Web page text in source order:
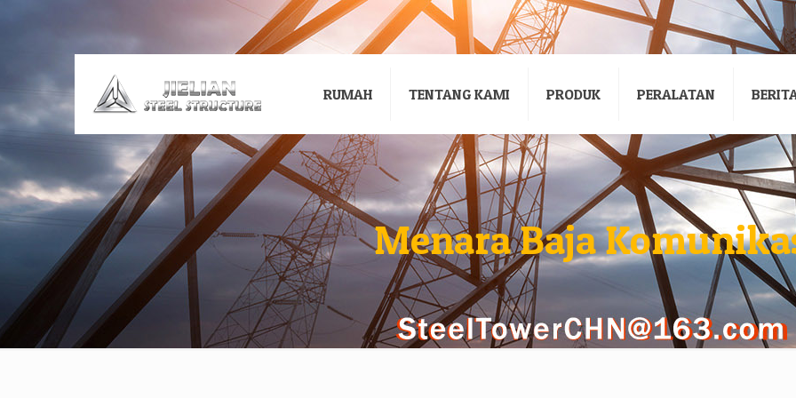
RUMAH TENTANG KAMI PRODUK PERALATAN
Menara Baja